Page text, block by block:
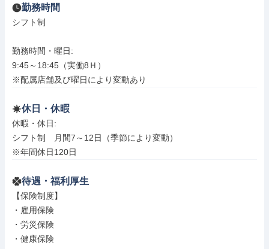
勤務時間
シフト制
勤務時間・曜日:
9:45～18:45（実働8Ｈ）
※配属店舗及び曜日により変動あり
休日・休暇
休暇・休日:
シフト制　月間7～12日（季節により変動）
※年間休日120日
待遇・福利厚生
【保険制度】
・雇用保険
・労災保険
・健康保険